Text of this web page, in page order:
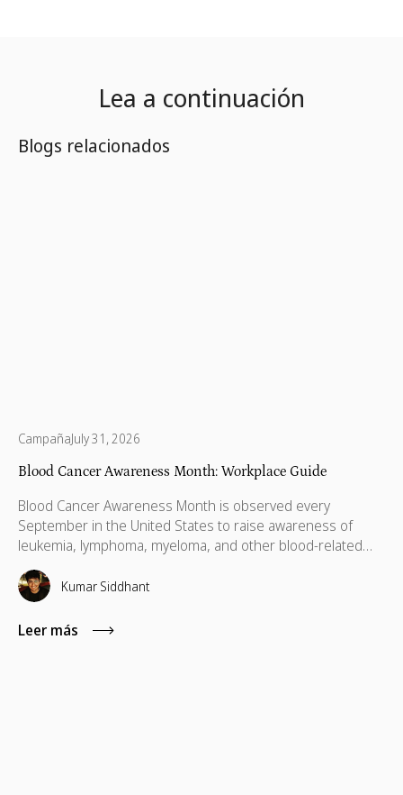
Lea a continuación
Blogs relacionados
CampañaJuly 31, 2026
Blood Cancer Awareness Month: Workplace Guide
Blood Cancer Awareness Month is observed every
September in the United States to raise awareness of
leukemia, lymphoma, myeloma, and other blood-related
cancers. Congress designated September as National
Blood Cancer Awareness Month in 2010, and the
observance now covers more than 100 types of blood
cancer, with a focus on early diagnosis, research support,
Kumar Siddhant
Leer más